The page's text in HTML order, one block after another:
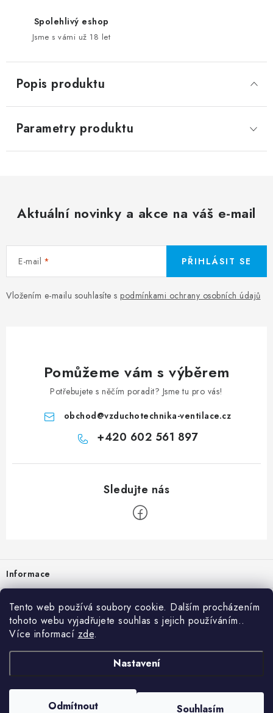
Tento web používá soubory cookie. Dalším procházením
tohoto webu vyjadřujete souhlas s jejich používáním..
Více informací zde.
Nastavení
Odmítnout Souhlasím
Spolehlivý eshop
Jsme s vámi už 18 let
Popis produktu
Parametry produktu
Aktuální novinky a akce na váš e-mail
E-mail
Vložením e-mailu souhlasíte s podmínkami ochrany osobních údajů
PŘIHLÁSIT SE
Pomůžeme vám s výběrem
Potřebujete s něčím poradit? Jsme tu pro vás!
obchod@vzduchotechnika-ventilace.cz
+420 602 561 897
Informace
Prodejna
Rady a tipy
vzduchotechnika-ventilace. Všechna práva vyhrazena.